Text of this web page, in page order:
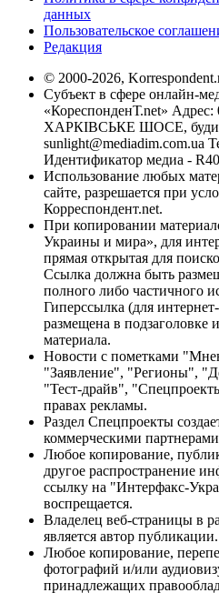
данных
Пользовательское
Редакция
© 2000-2026,
Субъект в сфере онлайн-
«КореспонденТ.net» Адрес:
ХАРКІВСЬКЕ ШОСЕ,
sunlight@mediadim.com.ua
Идентификатор медиа -
Использование любых
сайте, разрешается при
Корреспондент.net.
При копировании
Украины и мира», для
прямая открытая для
Ссылка должна быть
полного либо частичного
Гиперссылка (для
размещена в подзаголовке
материала.
Новости с пометками
"Заявление", "Регионы",
"Тест-драйв",
правах рекламы.
Раздел Спецпроекты
коммерческими
Любое копирование,
другое распространение
ссылку на "Интерфакс-
воспрещается.
Владелец веб-страницы в
является автор публикации.
Любое копирование,
фотографий и/или
принадлежащих